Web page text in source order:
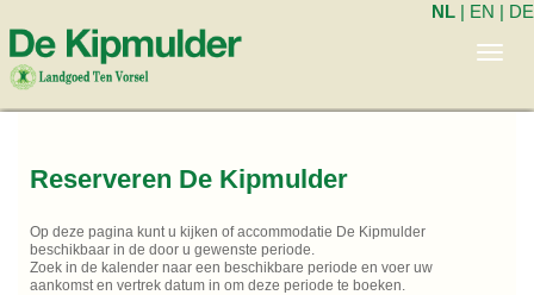
NL | EN | DE
Reserveren De Kipmulder
Op deze pagina kunt u kijken of accommodatie De Kipmulder
beschikbaar in de door u gewenste periode.
Zoek in de kalender naar een beschikbare periode en voer uw
aankomst en vertrek datum in om deze periode te boeken.